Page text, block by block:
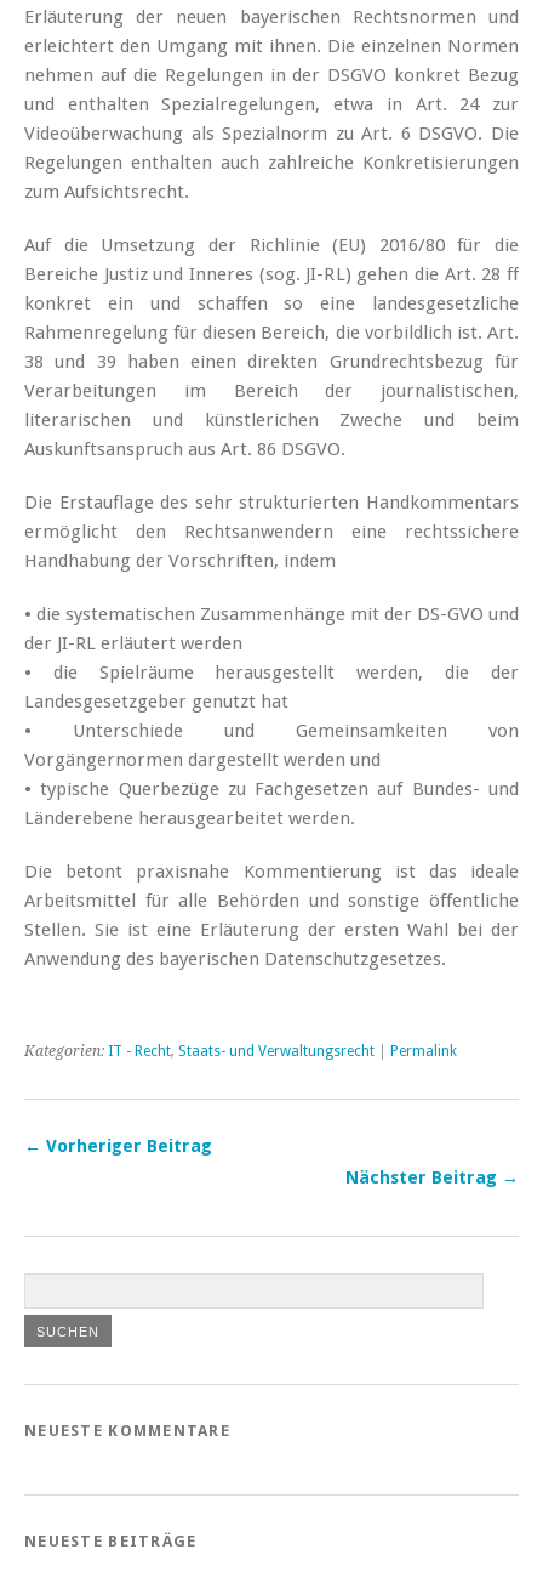
Erläuterung der neuen bayerischen Rechtsnormen und
erleichtert den Umgang mit ihnen. Die einzelnen Normen
nehmen auf die Regelungen in der DSGVO konkret Bezug
und enthalten Spezialregelungen, etwa in Art. 24 zur
Videoüberwachung als Spezialnorm zu Art. 6 DSGVO. Die
Regelungen enthalten auch zahlreiche Konkretisierungen
zum Aufsichtsrecht.
Auf die Umsetzung der Richlinie (EU) 2016/80 für die
Bereiche Justiz und Inneres (sog. JI-RL) gehen die Art. 28 ff
konkret ein und schaffen so eine landesgesetzliche
Rahmenregelung für diesen Bereich, die vorbildlich ist. Art.
38 und 39 haben einen direkten Grundrechtsbezug für
Verarbeitungen im Bereich der journalistischen,
literarischen und künstlerichen Zweche und beim
Auskunftsanspruch aus Art. 86 DSGVO.
Die Erstauflage des sehr strukturierten Handkommentars
ermöglicht den Rechtsanwendern eine rechtssichere
Handhabung der Vorschriften, indem
• die systematischen Zusammenhänge mit der DS-GVO und
der JI-RL erläutert werden
• die Spielräume herausgestellt werden, die der
Landesgesetzgeber genutzt hat
• Unterschiede und Gemeinsamkeiten von
Vorgängernormen dargestellt werden und
• typische Querbezüge zu Fachgesetzen auf Bundes- und
Länderebene herausgearbeitet werden.
Die betont praxisnahe Kommentierung ist das ideale
Arbeitsmittel für alle Behörden und sonstige öffentliche
Stellen. Sie ist eine Erläuterung der ersten Wahl bei der
Anwendung des bayerischen Datenschutzgesetzes.
Kategorien: IT - Recht, Staats- und Verwaltungsrecht Permalink
← Vorheriger Beitrag
Nächster Beitrag →
NEUESTE KOMMENTARE
NEUESTE BEITRÄGE